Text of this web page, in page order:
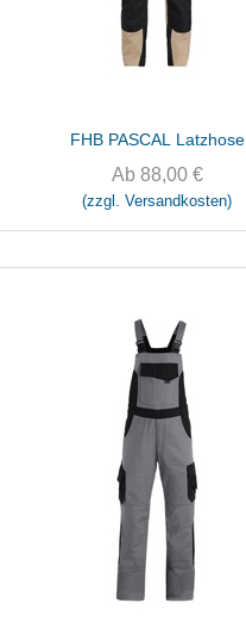
FHB PASCAL Latzhose
Ab 88,00€
(zzgl. Versandkosten)